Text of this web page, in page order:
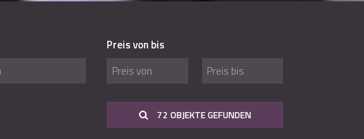
Preis von bis
72 OBJEKTE GEFUNDEN